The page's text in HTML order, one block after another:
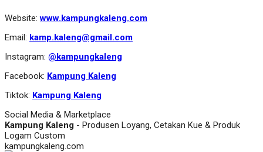
Website:www.kampungkaleng.com
Email: kamp.kaleng@gmail.com
Instagram: @kampungkaleng
Facebook: Kampung Kaleng
Tiktok: Kampung Kaleng
Social Media & Marketplace
Kampung Kaleng - Produsen Loyang, Cetakan Kue & Produk
Logam Custom
kampungkaleng.com